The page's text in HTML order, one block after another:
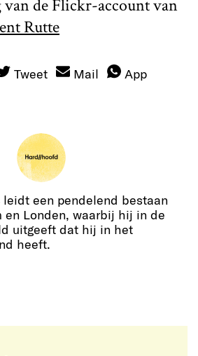
de Flickr-account van
Rutte
Tweet Mail App
leidt een pendelend bestaan
en Londen, waarbij hij in de
uitgeeft dat hij in het
heeft.